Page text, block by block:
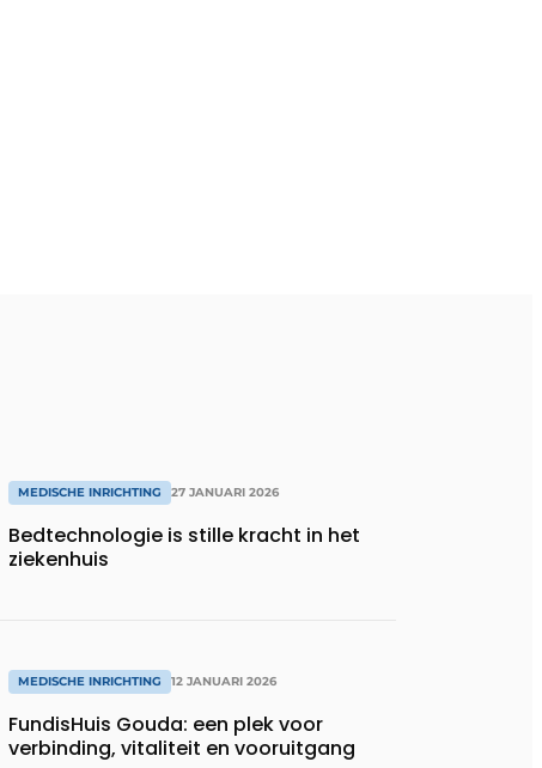
MEDISCHE INRICHTING 27 JANUARI 2026
Bedtechnologie is stille kracht in het
ziekenhuis
MEDISCHE INRICHTING 12 JANUARI 2026
FundisHuis Gouda: een plek voor
verbinding, vitaliteit en vooruitgang